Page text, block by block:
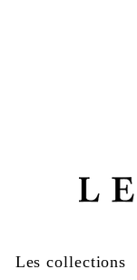
Les collections